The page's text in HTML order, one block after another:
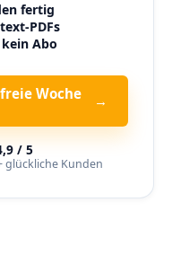
fertig
PDFs
Abo
Woche →
/ 5
glückliche Kunden